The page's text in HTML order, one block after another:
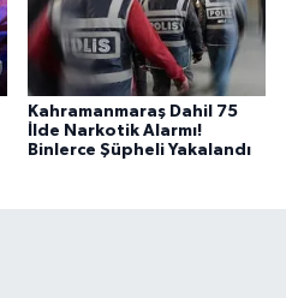
Kahramanmaraş Dahil 75
İlde Narkotik Alarmı!
Binlerce Şüpheli Yakalandı